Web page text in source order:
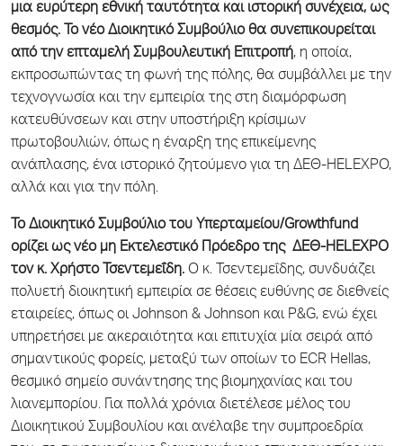
μια ευρύτερη εθνική ταυτότητα και ιστορική συνέχεια, ως
θεσμός. Το νέο Διοικητικό Συμβούλιο θα συνεπικουρείται
από την επταμελή Συμβουλευτική Επιτροπή, η οποία,
εκπροσωπώντας τη φωνή της πόλης, θα συμβάλλει με την
τεχνογνωσία και την εμπειρία της στη διαμόρφωση
κατευθύνσεων και στην υποστήριξη κρίσιμων
πρωτοβουλιών, όπως η έναρξη της επικείμενης
ανάπλασης, ένα ιστορικό ζητούμενο για τη ΔΕΘ-HELEXPO,
αλλά και για την πόλη.
Το Διοικητικό Συμβούλιο του Υπερταμείου/Growthfund
ορίζει ως νέο μη Εκτελεστικό Πρόεδρο της ΔΕΘ-HELEXPO
τον κ. Χρήστο Τσεντεμεΐδη. Ο κ. Τσεντεμεΐδης, συνδυάζει
πολυετή διοικητική εμπειρία σε θέσεις ευθύνης σε διεθνείς
εταιρείες, όπως οι Johnson & Johnson και P&G, ενώ έχει
υπηρετήσει με ακεραιότητα και επιτυχία μία σειρά από
σημαντικούς φορείς, μεταξύ των οποίων το ECR Hellas,
θεσμικό σημείο συνάντησης της βιομηχανίας και του
λιανεμπορίου. Για πολλά χρόνια διετέλεσε μέλος του
Διοικητικού Συμβουλίου και ανέλαβε την συμπροεδρία